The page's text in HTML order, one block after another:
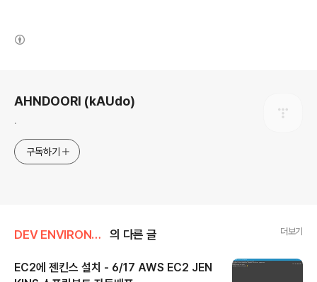
AHNDOORI (kAUdo)
.
구독하기
DEV ENVIRONMENT/AWS EC2 JENKINS GITHUB 의 다른 글 더보기
EC2에 젠킨스 설치 - 6/17 AWS EC2 JEN